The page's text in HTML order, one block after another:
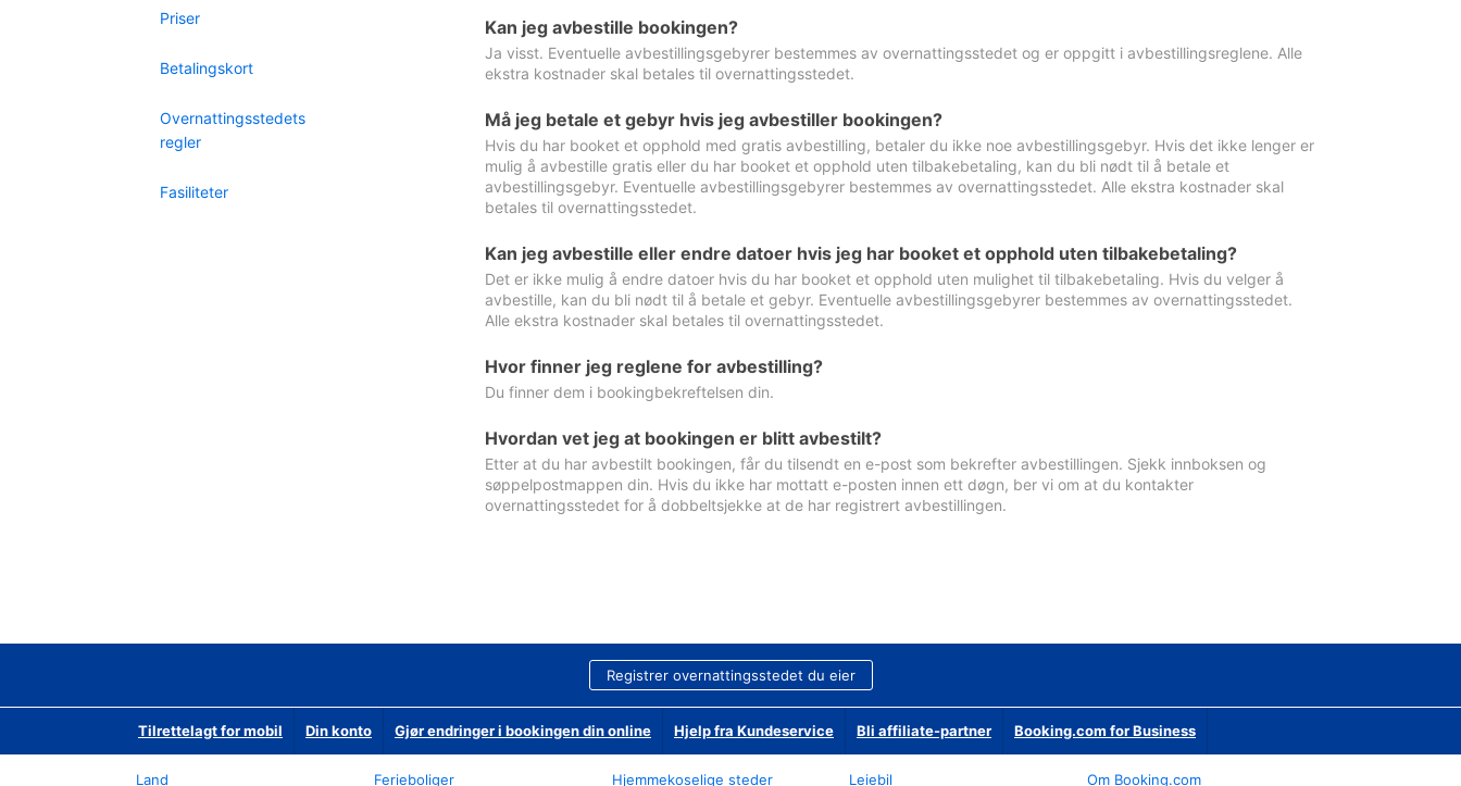
Priser
Betalingskort
Overnattingsstedets
regler
Fasiliteter
Kan jeg avbestille bookingen?
Ja visst. Eventuelle avbestillingsgebyrer bestemmes av overnattingsstedet og er oppgitt i avbestillingsreglene. Alle
ekstra kostnader skal betales til overnattingsstedet.
Må jeg betale et gebyr hvis jeg avbestiller bookingen?
Hvis du har booket et opphold med gratis avbestilling, betaler du ikke noe avbestillingsgebyr. Hvis det ikke lenger er
mulig å avbestille gratis eller du har booket et opphold uten tilbakebetaling, kan du bli nødt til å betale et
avbestillingsgebyr. Eventuelle avbestillingsgebyrer bestemmes av overnattingsstedet. Alle ekstra kostnader skal
betales til overnattingsstedet.
Kan jeg avbestille eller endre datoer hvis jeg har booket et opphold uten tilbakebetaling?
Det er ikke mulig å endre datoer hvis du har booket et opphold uten mulighet til tilbakebetaling. Hvis du velger å
avbestille, kan du bli nødt til å betale et gebyr. Eventuelle avbestillingsgebyrer bestemmes av overnattingsstedet.
Alle ekstra kostnader skal betales til overnattingsstedet.
Hvor finner jeg reglene for avbestilling?
Du finner dem i bookingbekreftelsen din.
Hvordan vet jeg at bookingen er blitt avbestilt?
Etter at du har avbestilt bookingen, får du tilsendt en e-post som bekrefter avbestillingen. Sjekk innboksen og
søppelpostmappen din. Hvis du ikke har mottatt e-posten innen ett døgn, ber vi om at du kontakter
overnattingsstedet for å dobbeltsjekke at de har registrert avbestillingen.
Registrer overnattingsstedet du eier
Tilrettelagt for mobil Din konto Gjør endringer i bookingen din online Hjelp fra Kundeservice Bli affiliate-partner Booking.com for Business
Land
Ferieboliger
Hjemmekoselige steder
Leiebil
Om Booking.com